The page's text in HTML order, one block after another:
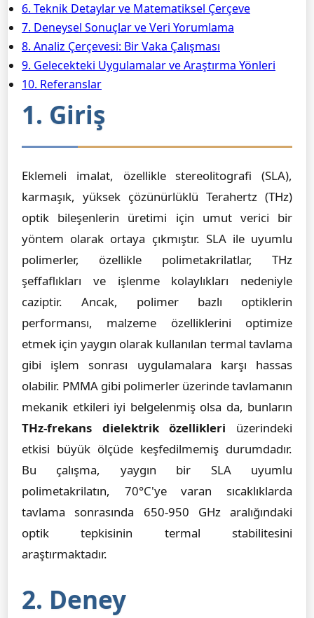
6. Teknik Detaylar ve Matematiksel Çerçeve
7. Deneysel Sonuçlar ve Veri Yorumlama
8. Analiz Çerçevesi: Bir Vaka Çalışması
9. Gelecekteki Uygulamalar ve Araştırma Yönleri
10. Referanslar
1. Giriş
Eklemeli imalat, özellikle stereolitografi (SLA),
karmaşık, yüksek çözünürlüklü Terahertz (THz)
optik bileşenlerin üretimi için umut verici bir
yöntem olarak ortaya çıkmıştır. SLA ile uyumlu
polimerler, özellikle polimetakrilatlar, THz
şeffaflıkları ve işlenme kolaylıkları nedeniyle
caziptir. Ancak, polimer bazlı optiklerin
performansı, malzeme özelliklerini optimize
etmek için yaygın olarak kullanılan termal tavlama
gibi işlem sonrası uygulamalara karşı hassas
olabilir. PMMA gibi polimerler üzerinde tavlamanın
mekanik etkileri iyi belgelenmiş olsa da, bunların
THz-frekans dielektrik özellikleri üzerindeki
etkisi büyük ölçüde keşfedilmemiş durumdadır.
Bu çalışma, yaygın bir SLA uyumlu
polimetakrilatın, 70°C'ye varan sıcaklıklarda
tavlama sonrasında 650-950 GHz aralığındaki
optik tepkisinin termal stabilitesini
araştırmaktadır.
2. Deney